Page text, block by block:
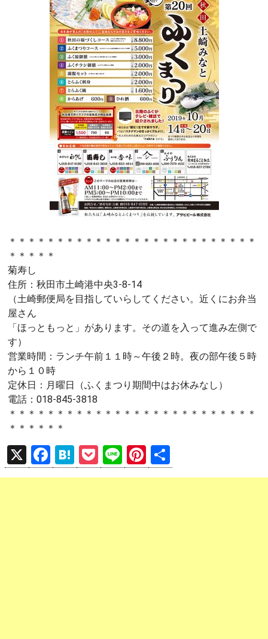
＊＊＊＊＊＊＊＊＊＊＊＊＊＊＊＊＊＊＊＊＊＊＊＊＊＊
＊＊＊＊＊
菊寿し
住所：秋田市土崎港中央3-8-14
（土崎郵便局を目指していらしてください。近くにお弁当
屋さん
「ほっともっと」があります。その道を入って進み左側で
す）
営業時間：ランチ午前１１時～午後２時。夜の部午後５時
から１０時
定休日：月曜日（ふくまつり期間中はお休みなし）
電話：018-845-3818
＊＊＊＊＊＊＊＊＊＊＊＊＊＊＊＊＊＊＊＊＊＊＊＊＊＊
＊＊＊＊＊＊
X
F
a
H
at
P
o
Li
n
Pi
nt 有